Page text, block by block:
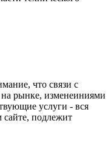
что связи с
рынке, изменеиниями
услуги - вся
сайте, подлежит